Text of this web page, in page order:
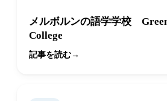
メルボルンの語学学校
College
記事を読む